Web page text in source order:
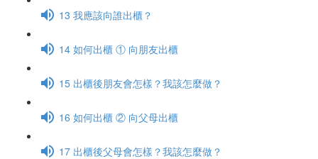
13 我應該向誰出櫃？
14 如何出櫃 ① 向朋友出櫃
15 出櫃後朋友會怎樣？我該怎麼做？
16 如何出櫃 ② 向父母出櫃
17 出櫃後父母會怎樣？我該怎麼做？